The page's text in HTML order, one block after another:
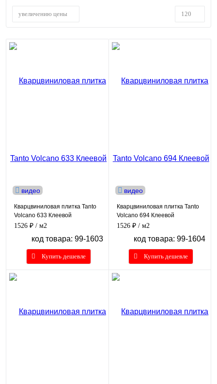
увеличению цены 120
видео
Кварцвиниловая плитка Tanto
Volcano 633 Клеевой
1526 ₽ / м2
код товара: 99-1603
Купить дешевле
видео
Кварцвиниловая плитка Tanto
Volcano 694 Клеевой
1526 ₽ / м2
код товара: 99-1604
Купить дешевле